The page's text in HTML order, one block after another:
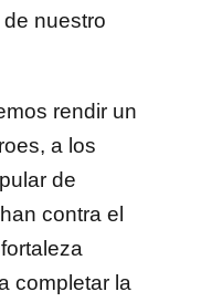
nuestro
rendir un
a los
de
contra el
completar la